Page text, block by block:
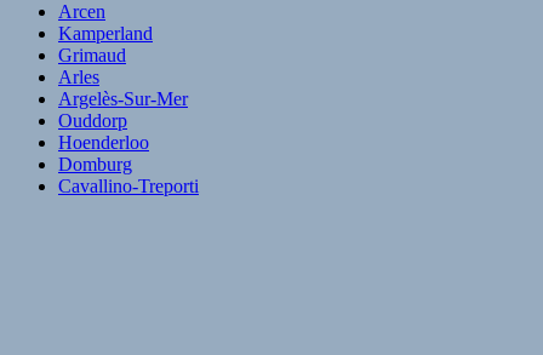
Arcen
Kamperland
Grimaud
Arles
Argelès-Sur-Mer
Ouddorp
Hoenderloo
Domburg
Cavallino-Treporti